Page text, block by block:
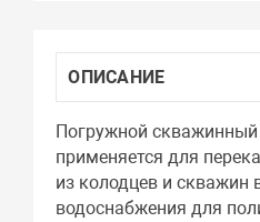
ОПИСАНИЕ
Погружной скважинный
применяется для
из колодцев и скважин
водоснабжения для